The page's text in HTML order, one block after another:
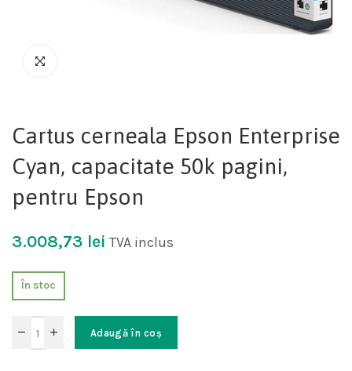
Cartus cerneala Epson Enterprise
Cyan, capacitate 50k pagini,
pentru Epson
3.008,73 lei TVA inclus
În stoc
Adaugă în coș